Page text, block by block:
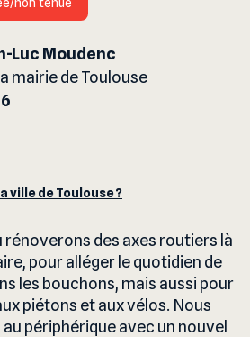
Luc Moudenc
mairie de Toulouse
ville de Toulouse ?
rénoverons des axes routiers là
pour alléger le quotidien de
les bouchons, mais aussi pour
piétons et aux vélos. Nous
périphérique avec un nouvel